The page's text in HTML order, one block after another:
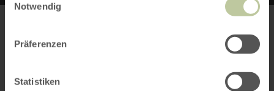
Notwendig
Präferenzen
StatistikenCookies, um den Inhalt dieser Seite